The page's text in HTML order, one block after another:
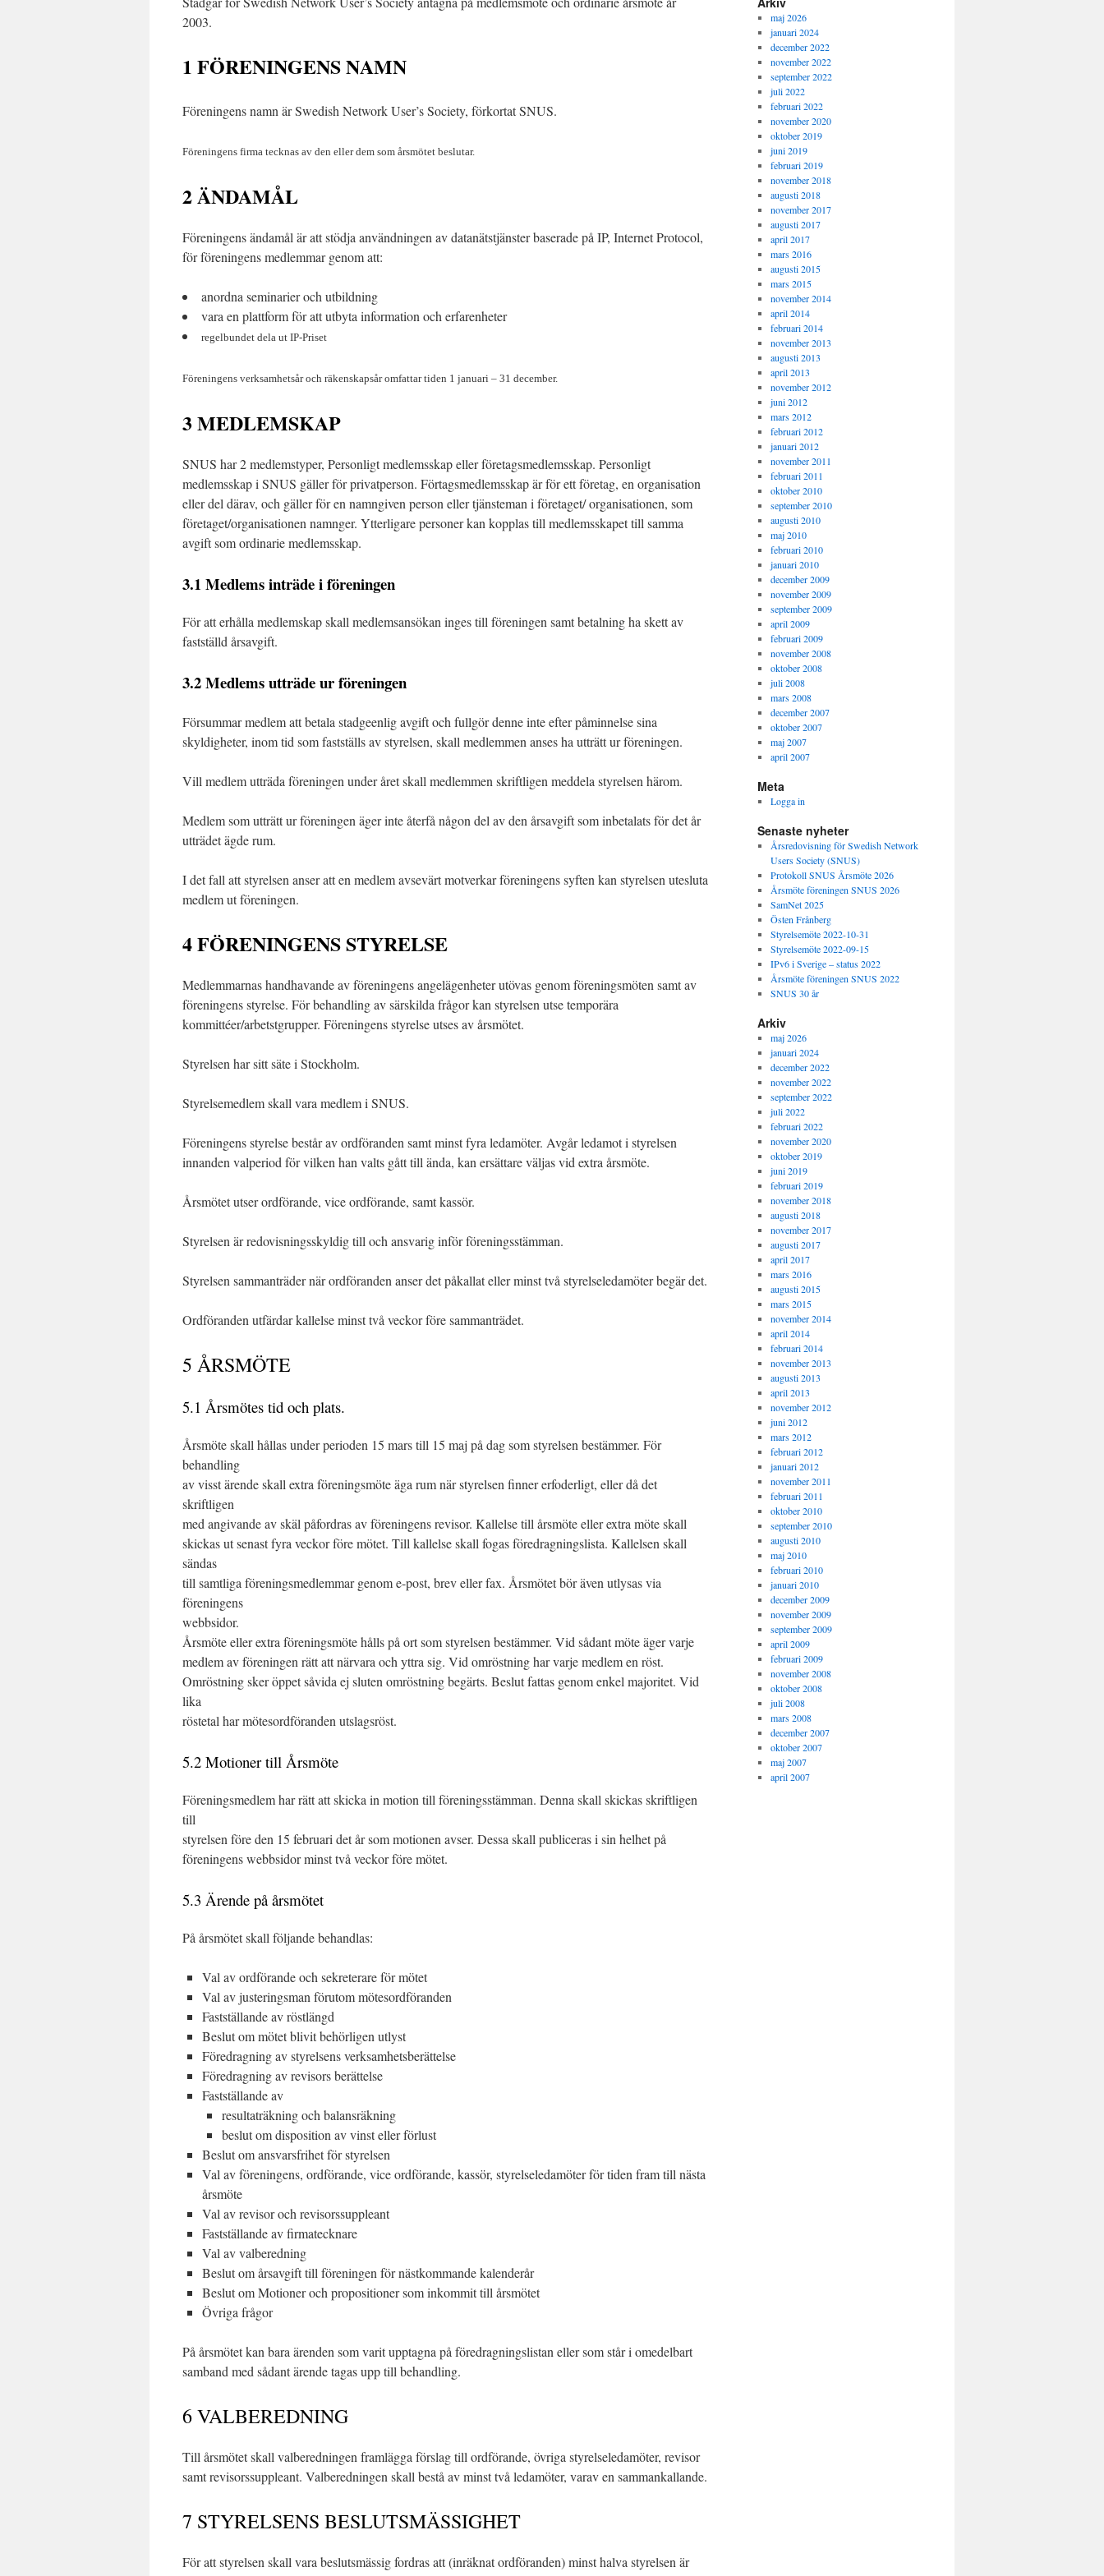
2003.
1 FÖRENINGENS NAMN
Föreningens namn är Swedish Network User’s Society, förkortat SNUS.
Föreningens firma tecknas av den eller dem som årsmötet beslutar.
2 ÄNDAMÅL
Föreningens ändamål är att stödja användningen av datanätstjänster baserade på IP, Internet Protocol,
för föreningens medlemmar genom att:
anordna seminarier och utbildning
vara en plattform för att utbyta information och erfarenheter
regelbundet dela ut IP-Priset
Föreningens verksamhetsår och räkenskapsår omfattar tiden 1 januari – 31 december.
3 MEDLEMSKAP
SNUS har 2 medlemstyper, Personligt medlemsskap eller företagsmedlemsskap. Personligt
medlemsskap i SNUS gäller för privatperson. Förtagsmedlemsskap är för ett företag, en organisation
eller del därav, och gäller för en namngiven person eller tjänsteman i företaget/ organisationen, som
företaget/organisationen namnger. Ytterligare personer kan kopplas till medlemsskapet till samma
avgift som ordinarie medlemsskap.
3.1 Medlems inträde i föreningen
För att erhålla medlemskap skall medlemsansökan inges till föreningen samt betalning ha skett av
fastställd årsavgift.
3.2 Medlems utträde ur föreningen
Försummar medlem att betala stadgeenlig avgift och fullgör denne inte efter påminnelse sina
skyldigheter, inom tid som fastställs av styrelsen, skall medlemmen anses ha utträtt ur föreningen.
Vill medlem utträda föreningen under året skall medlemmen skriftligen meddela styrelsen härom.
Medlem som utträtt ur föreningen äger inte återfå någon del av den årsavgift som inbetalats för det år
utträdet ägde rum.
I det fall att styrelsen anser att en medlem avsevärt motverkar föreningens syften kan styrelsen utesluta
medlem ut föreningen.
4 FÖRENINGENS STYRELSE
Medlemmarnas handhavande av föreningens angelägenheter utövas genom föreningsmöten samt av
föreningens styrelse. För behandling av särskilda frågor kan styrelsen utse temporära
kommittéer/arbetstgrupper. Föreningens styrelse utses av årsmötet.
Styrelsen har sitt säte i Stockholm.
Styrelsemedlem skall vara medlem i SNUS.
Föreningens styrelse består av ordföranden samt minst fyra ledamöter. Avgår ledamot i styrelsen
innanden valperiod för vilken han valts gått till ända, kan ersättare väljas vid extra årsmöte.
Årsmötet utser ordförande, vice ordförande, samt kassör.
Styrelsen är redovisningsskyldig till och ansvarig inför föreningsstämman.
Styrelsen sammanträder när ordföranden anser det påkallat eller minst två styrelseledamöter begär det.
Ordföranden utfärdar kallelse minst två veckor före sammanträdet.
5 ÅRSMÖTE
5.1 Årsmötes tid och plats.
Årsmöte skall hållas under perioden 15 mars till 15 maj på dag som styrelsen bestämmer. För
behandling
av visst ärende skall extra föreningsmöte äga rum när styrelsen finner erfoderligt, eller då det
skriftligen
med angivande av skäl påfordras av föreningens revisor. Kallelse till årsmöte eller extra möte skall
skickas ut senast fyra veckor före mötet. Till kallelse skall fogas föredragningslista. Kallelsen skall
sändas
till samtliga föreningsmedlemmar genom e-post, brev eller fax. Årsmötet bör även utlysas via
föreningens
webbsidor.
Årsmöte eller extra föreningsmöte hålls på ort som styrelsen bestämmer. Vid sådant möte äger varje
medlem av föreningen rätt att närvara och yttra sig. Vid omröstning har varje medlem en röst.
Omröstning sker öppet såvida ej sluten omröstning begärts. Beslut fattas genom enkel majoritet. Vid
lika
röstetal har mötesordföranden utslagsröst.
5.2 Motioner till Årsmöte
Föreningsmedlem har rätt att skicka in motion till föreningsstämman. Denna skall skickas skriftligen
till
styrelsen före den 15 februari det år som motionen avser. Dessa skall publiceras i sin helhet på
föreningens webbsidor minst två veckor före mötet.
5.3 Ärende på årsmötet
På årsmötet skall följande behandlas:
Val av ordförande och sekreterare för mötet
Val av justeringsman förutom mötesordföranden
Fastställande av röstlängd
Beslut om mötet blivit behörligen utlyst
Föredragning av styrelsens verksamhetsberättelse
Föredragning av revisors berättelse
Fastställande av
resultaträkning och balansräkning
beslut om disposition av vinst eller förlust
Beslut om ansvarsfrihet för styrelsen
Val av föreningens, ordförande, vice ordförande, kassör, styrelseledamöter för tiden fram till nästa
årsmöte
Val av revisor och revisorssuppleant
Fastställande av firmatecknare
Val av valberedning
Beslut om årsavgift till föreningen för nästkommande kalenderår
Beslut om Motioner och propositioner som inkommit till årsmötet
Övriga frågor
På årsmötet kan bara ärenden som varit upptagna på föredragningslistan eller som står i omedelbart
samband med sådant ärende tagas upp till behandling.
6 VALBEREDNING
Till årsmötet skall valberedningen framlägga förslag till ordförande, övriga styrelseledamöter, revisor
samt revisorssuppleant. Valberedningen skall bestå av minst två ledamöter, varav en sammankallande.
7 STYRELSENS BESLUTSMÄSSIGHET
För att styrelsen skall vara beslutsmässig fordras att (inräknat ordföranden) minst halva styrelsen är
maj 2026
januari 2024
december 2022
november 2022
september 2022
juli 2022
februari 2022
november 2020
oktober 2019
juni 2019
februari 2019
november 2018
augusti 2018
november 2017
augusti 2017
april 2017
mars 2016
augusti 2015
mars 2015
november 2014
april 2014
februari 2014
november 2013
augusti 2013
april 2013
november 2012
juni 2012
mars 2012
februari 2012
januari 2012
november 2011
februari 2011
oktober 2010
september 2010
augusti 2010
maj 2010
februari 2010
januari 2010
december 2009
november 2009
september 2009
april 2009
februari 2009
november 2008
oktober 2008
juli 2008
mars 2008
december 2007
oktober 2007
maj 2007
april 2007
Meta
Logga in
Senaste nyheter
Årsredovisning för Swedish Network
Users Society (SNUS)
Protokoll SNUS Årsmöte 2026
Årsmöte föreningen SNUS 2026
SamNet 2025
Östen Frånberg
Styrelsemöte 2022-10-31
Styrelsemöte 2022-09-15
IPv6 i Sverige – status 2022
Årsmöte föreningen SNUS 2022
SNUS 30 år
Arkiv
maj 2026
januari 2024
december 2022
november 2022
september 2022
juli 2022
februari 2022
november 2020
oktober 2019
juni 2019
februari 2019
november 2018
augusti 2018
november 2017
augusti 2017
april 2017
mars 2016
augusti 2015
mars 2015
november 2014
april 2014
februari 2014
november 2013
augusti 2013
april 2013
november 2012
juni 2012
mars 2012
februari 2012
januari 2012
november 2011
februari 2011
oktober 2010
september 2010
augusti 2010
maj 2010
februari 2010
januari 2010
december 2009
november 2009
september 2009
april 2009
februari 2009
november 2008
oktober 2008
juli 2008
mars 2008
december 2007
oktober 2007
maj 2007
april 2007